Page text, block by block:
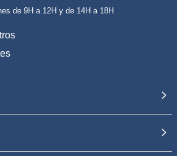
de 9H a 12H y de 14H a 18H